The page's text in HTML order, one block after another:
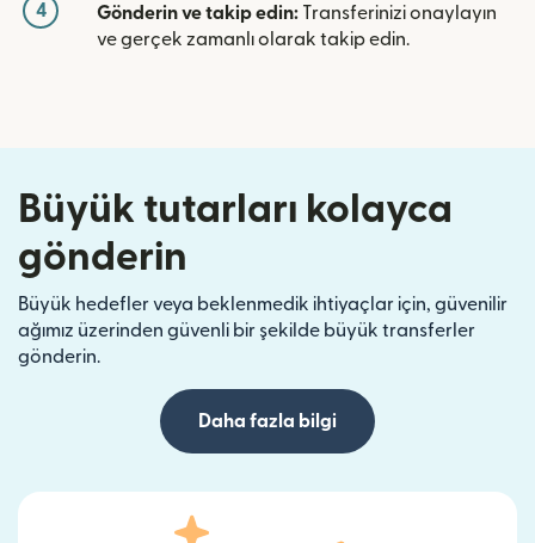
4 Gönderin ve takip edin: Transferinizi onaylayın
ve gerçek zamanlı olarak takip edin.
Büyük tutarları kolayca
gönderin
Büyük hedefler veya beklenmedik ihtiyaçlar için, güvenilir
ağımız üzerinden güvenli bir şekilde büyük transferler
gönderin.
Daha fazla bilgi